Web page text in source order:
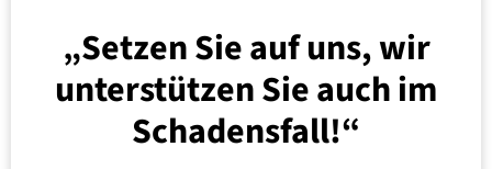
Fehlervermeidung
: Ein Berater kann Ihnen helfen,
Fehler bei der Auswahl von Versicherungen zu
vermeiden, die nicht zu Ihren Bedürfnissen passen
oder unzureichend sind.
„Setzen Sie auf uns, wir
unterstützen Sie auch im
Schadensfall!“